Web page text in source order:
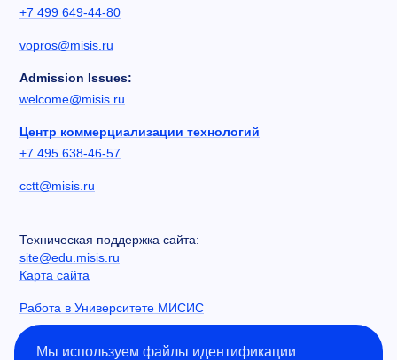
+7 499 649-44-80
vopros@misis.ru
Admission Issues:
welcome@misis.ru
Центр коммерциализации технологий
+7 495 638-46-57
cctt@misis.ru
Техническая поддержка сайта:
site@edu.misis.ru
Карта сайта
Работа в Университете МИСИС
Сведения об образовательной организации
Мы используем файлы идентификации